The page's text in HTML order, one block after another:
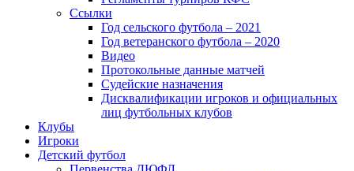
Ссылки
Год сельского футбола – 2021
Год ветеранского футбола – 2020
Видео
Протокольные данные матчей
Судейские назначения
Дисквалификации игроков и официальных
лиц футбольных клубов
Клубы
Игроки
Детский футбол